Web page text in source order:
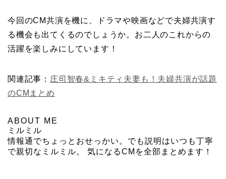
今回のCM共演を機に、ドラマや映画などで夫婦共演す
る機会も出てくるのでしょうか。お二人のこれからの
活躍を楽しみにしています！
関連記事： 庄司智春&ミキティ夫妻も！夫婦共演が話題
のCMまとめ
ABOUT ME
ミルミル
情報通でちょっとおせっかい。でも説明はいつも丁寧
で親切なミルミル。 気になるCMを全部まとめます！